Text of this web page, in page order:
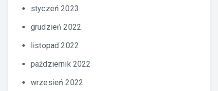
styczeń 2023
grudzień 2022
listopad 2022
październik 2022
wrzesień 2022